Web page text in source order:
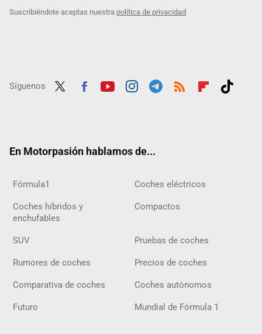
Suscribiéndote aceptas nuestra política de privacidad
Síguenos
En Motorpasión hablamos de...
Fórmula1 Coches eléctricos
Coches híbridos y
enchufables
Compactos
SUV Pruebas de coches
Rumores de coches Precios de coches
Comparativa de coches Coches autónomos
Futuro Mundial de Fórmula 1